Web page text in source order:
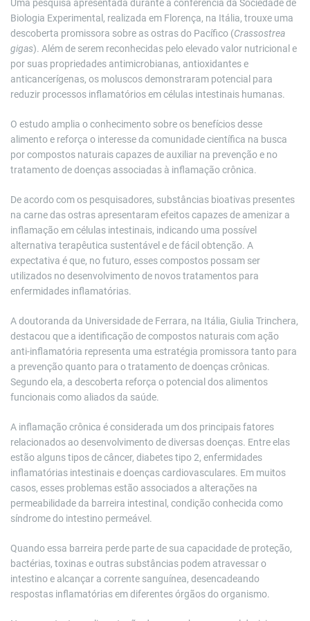
Uma pesquisa apresentada durante a conferência da Sociedade de
Biologia Experimental, realizada em Florença, na Itália, trouxe uma
descoberta promissora sobre as ostras do Pacífico (Crassostrea
gigas). Além de serem reconhecidas pelo elevado valor nutricional e
por suas propriedades antimicrobianas, antioxidantes e
anticancerígenas, os moluscos demonstraram potencial para
reduzir processos inflamatórios em células intestinais humanas.
O estudo amplia o conhecimento sobre os benefícios desse
alimento e reforça o interesse da comunidade científica na busca
por compostos naturais capazes de auxiliar na prevenção e no
tratamento de doenças associadas à inflamação crônica.
De acordo com os pesquisadores, substâncias bioativas presentes
na carne das ostras apresentaram efeitos capazes de amenizar a
inflamação em células intestinais, indicando uma possível
alternativa terapêutica sustentável e de fácil obtenção. A
expectativa é que, no futuro, esses compostos possam ser
utilizados no desenvolvimento de novos tratamentos para
enfermidades inflamatórias.
A doutoranda da Universidade de Ferrara, na Itália, Giulia Trinchera,
destacou que a identificação de compostos naturais com ação
anti-inflamatória representa uma estratégia promissora tanto para
a prevenção quanto para o tratamento de doenças crônicas.
Segundo ela, a descoberta reforça o potencial dos alimentos
funcionais como aliados da saúde.
A inflamação crônica é considerada um dos principais fatores
relacionados ao desenvolvimento de diversas doenças. Entre elas
estão alguns tipos de câncer, diabetes tipo 2, enfermidades
inflamatórias intestinais e doenças cardiovasculares. Em muitos
casos, esses problemas estão associados a alterações na
permeabilidade da barreira intestinal, condição conhecida como
síndrome do intestino permeável.
Quando essa barreira perde parte de sua capacidade de proteção,
bactérias, toxinas e outras substâncias podem atravessar o
intestino e alcançar a corrente sanguínea, desencadeando
respostas inflamatórias em diferentes órgãos do organismo.